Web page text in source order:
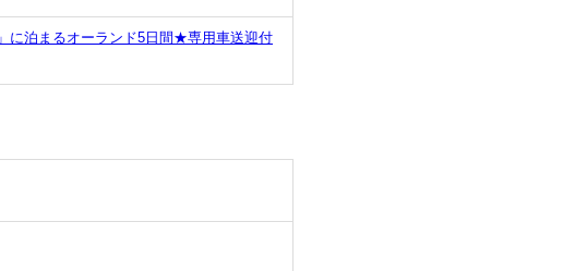
に泊まるオーランド5日間★専用車送迎付